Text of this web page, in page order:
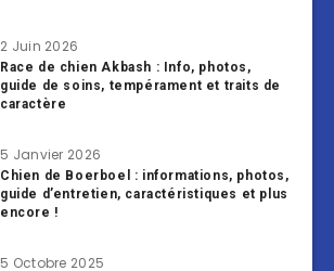
2 Juin 2026
Race de chien Akbash : Info, photos,
guide de soins, tempérament et traits de
caractère
5 Janvier 2026
Chien de Boerboel : informations, photos,
guide d’entretien, caractéristiques et plus
encore !
5 Octobre 2025